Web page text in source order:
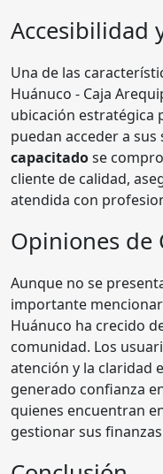
Accesibilidad
Una de las
Huánuco - Caja
ubicación estratégica
puedan acceder a sus
capacitadose
cliente de calidad,
atendida con
Opiniones de
Aunque no se
importante
Huánuco ha crecido
comunidad. Los
atención y la claridad
generado confianza
quienes encuentran
gestionar sus